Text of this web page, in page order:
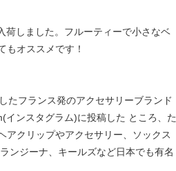
荷しました。フルーティーで小さなベ
オススメです！
たフランス発のアクセサリーブランド
ンスタグラム)に投稿した ところ、た
アクリップやアクセサリー、ソックス
ンジーナ、キールズなど日本でも有名